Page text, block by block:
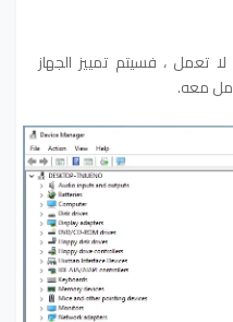
تعمل ، فسيتم تمييز الجهاز
معه.